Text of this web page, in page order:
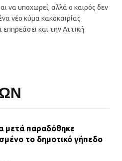
να υποχωρεί, αλλά ο καιρός δεν
νέο κύμα κακοκαιρίας
επηρεάσει και την Αττική
μετά παραδόθηκε
το δημοτικό γήπεδο